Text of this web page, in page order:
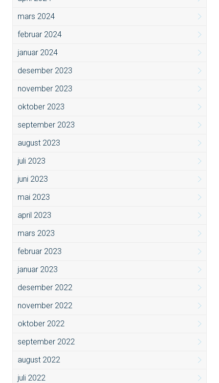
mars 2024
februar 2024
januar 2024
desember 2023
november 2023
oktober 2023
september 2023
august 2023
juli 2023
juni 2023
mai 2023
april 2023
mars 2023
februar 2023
januar 2023
desember 2022
november 2022
oktober 2022
september 2022
august 2022
juli 2022